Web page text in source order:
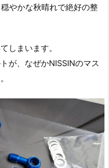
やかな秋晴れで絶好の整
しまいます。
が、なぜかNISSINのマス